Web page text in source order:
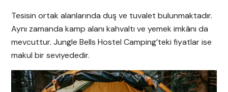
Tesisin ortak alanlarında duş ve tuvalet bulunmaktadır.
Aynı zamanda kamp alanı kahvaltı ve yemek imkânı da
mevcuttur. Jungle Bells Hostel Camping’teki fiyatlar ise
makul bir seviyededir.